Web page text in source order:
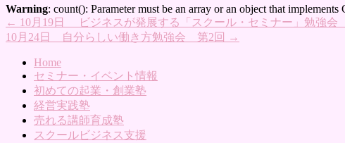
Warning: count(): Parameter must be an array or an object that implements
← 10月19日 ビジネスが発展する「スクール・セミナー」勉強
10月24日 自分らしい働き方勉強会 第2回 →
Home
セミナー・イベント情報
初めての起業・創業塾
経営実践塾
売れる講師育成塾
スクールビジネス支援